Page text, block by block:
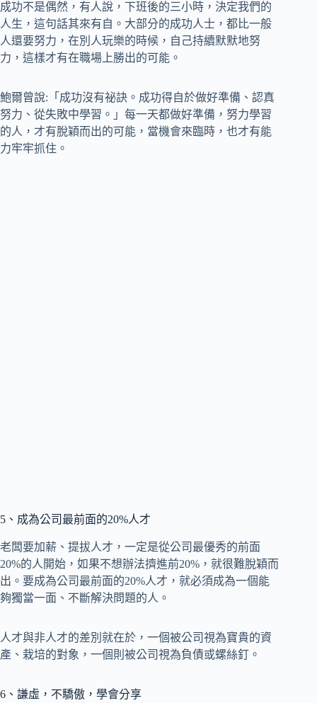
成功不是偶然，有人說，下班後的三小時，決定我們的
人生，這句話其來有自。大部分的成功人士，都比一般
人還要努力，在別人玩樂的時候，自己持續默默地努
力，這樣才有在職場上勝出的可能。
鮑爾曾說:「成功沒有祕訣。成功得自於做好準備、認真
努力、從失敗中學習。」每一天都做好準備，努力學習
的人，才有脫穎而出的可能，當機會來臨時，也才有能
力牢牢抓住。
5、成為公司最前面的20%人才
老闆要加薪、提拔人才，一定是從公司最優秀的前面
20%的人開始，如果不想辦法擠進前20%，就很難脫穎而
出。要成為公司最前面的20%人才，就必須成為一個能
夠獨當一面、不斷解決問題的人。
人才與非人才的差別就在於，一個被公司視為寶貴的資
產、栽培的對象，一個則被公司視為負債或螺絲釘。
6、謙虛，不驕傲，學會分享